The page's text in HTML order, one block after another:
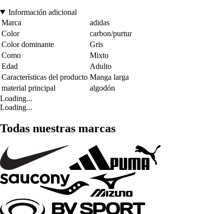
Información adicional
Marca
adidas
Color
carbon/purtur
Color dominante
Gris
Como
Mixto
Edad
Adulto
Características del producto Manga larga
material principal
algodón
Loading...
Loading...
Todas nuestras marcas